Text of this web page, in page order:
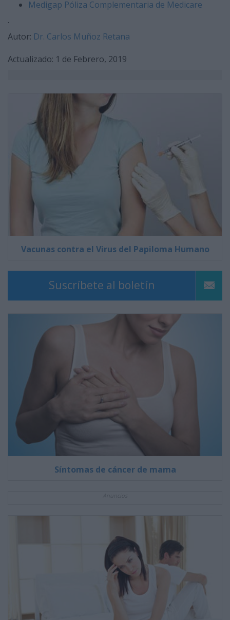
Medigap Póliza Complementaria de Medicare
.
Autor: Dr. Carlos Muñoz Retana
​Actualizado: 1 de Febrero, 2019
Vacunas contra el Virus del Papiloma Humano
Suscríbete al boletín
Síntomas de cáncer de mama